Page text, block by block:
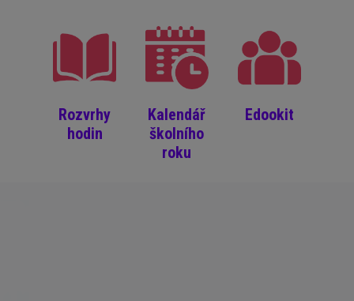
Rozvrhy
hodin
Kalendář
školního
roku
Edookit